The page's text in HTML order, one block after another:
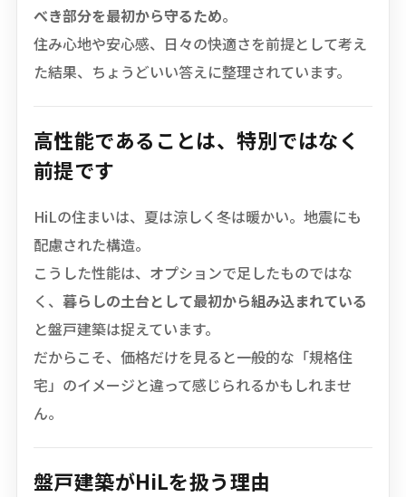
べき部分を最初から守るため。
住み心地や安心感、日々の快適さを前提として考え
た結果、ちょうどいい答えに整理されています。
高性能であることは、特別ではなく
前提です
HiLの住まいは、夏は涼しく冬は暖かい。地震にも
配慮された構造。
こうした性能は、オプションで足したものではな
く、 暮らしの土台として最初から組み込まれている
と盤戸建築は捉えています。
だからこそ、価格だけを見ると一般的な「規格住
宅」のイメージと違って感じられるかもしれませ
ん。
盤戸建築がHiLを扱う理由